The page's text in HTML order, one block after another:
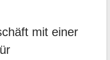
mit einer